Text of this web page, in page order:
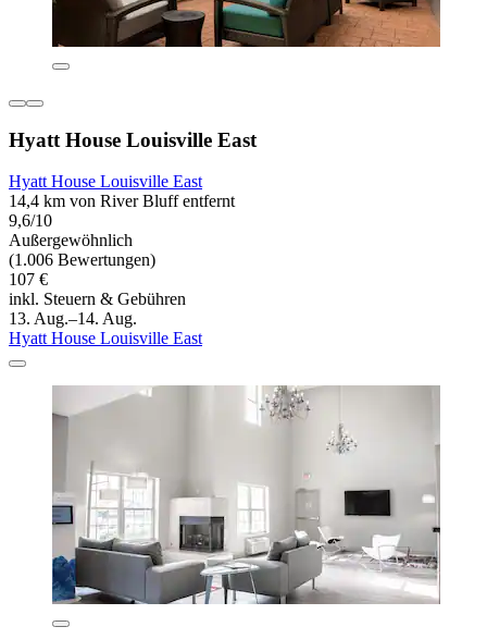
Hyatt House Louisville East
Hyatt House Louisville East
14,4 km von River Bluff entfernt
9,6/10
Außergewöhnlich
(1.006 Bewertungen)
107 €
inkl. Steuern & Gebühren
13. Aug.–14. Aug.
Hyatt House Louisville East